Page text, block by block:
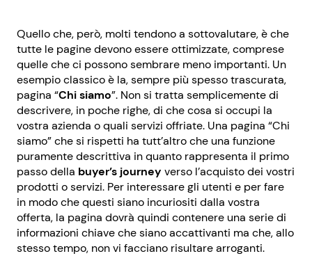
Quello che, però, molti tendono a sottovalutare, è che
tutte le pagine devono essere ottimizzate, comprese
quelle che ci possono sembrare meno importanti. Un
esempio classico è la, sempre più spesso trascurata,
pagina “Chi siamo”. Non si tratta semplicemente di
descrivere, in poche righe, di che cosa si occupi la
vostra azienda o quali servizi offriate. Una pagina “Chi
siamo” che si rispetti ha tutt’altro che una funzione
puramente descrittiva in quanto rappresenta il primo
passo della buyer’s journey verso l’acquisto dei vostri
prodotti o servizi. Per interessare gli utenti e per fare
in modo che questi siano incuriositi dalla vostra
offerta, la pagina dovrà quindi contenere una serie di
informazioni chiave che siano accattivanti ma che, allo
stesso tempo, non vi facciano risultare arroganti.